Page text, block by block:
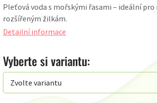
produktu
je
5,0
hvězdiček.
Vyberte si variantu:
Pleťová voda s mořskými řasami – ideální
rozšířeným žilkám.
Detailní informace